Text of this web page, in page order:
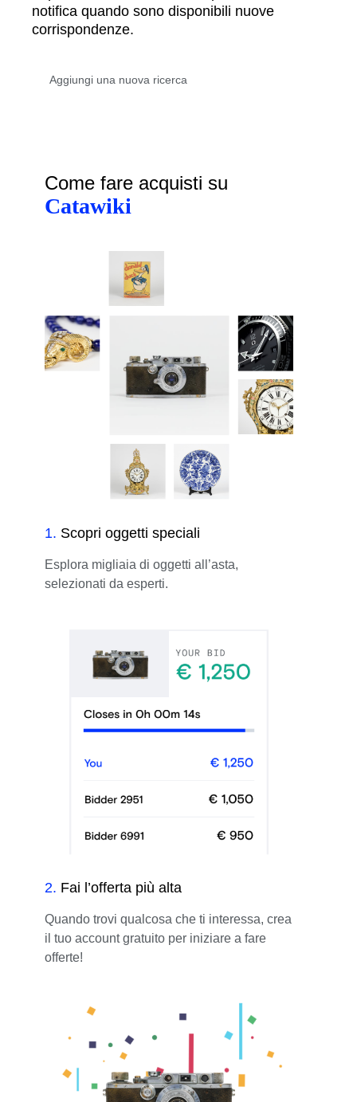
notifica quando sono disponibili nuove
corrispondenze.
Come fare acquisti su
Catawiki
1. Scopri oggetti speciali
Esplora migliaia di oggetti all’asta,
selezionati da esperti.
2. Fai l’offerta più alta
Quando trovi qualcosa che ti interessa, crea
il tuo account gratuito per iniziare a fare
offerte!